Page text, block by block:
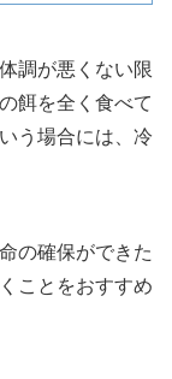
調が悪くない限
餌を全く食べて
う場合には、冷
の確保ができた
ことをおすすめ